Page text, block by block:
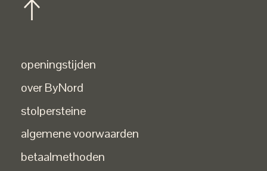
openingstijden
over ByNord
stolpersteine
algemene voorwaarden
betaalmethoden